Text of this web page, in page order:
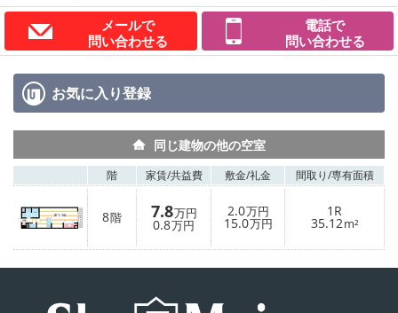
メールで
問い合わせる
電話で
問い合わせる
お気に入り登録
同じ建物の他の空室
階 家賃/共益費 敷金/礼金 間取り/専有面積
8階 7.8万円
0.8万円
2.0万円
15.0万円
1R
35.12m²